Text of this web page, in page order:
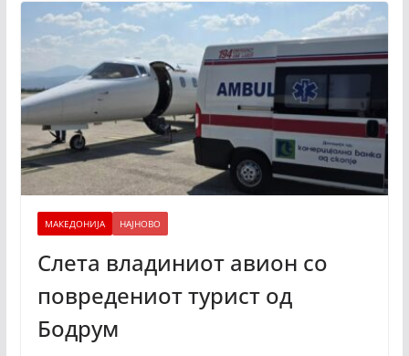
МАКЕДОНИЈА НАЈНОВО
Слета владиниот авион со
повредениот турист од
Бодрум